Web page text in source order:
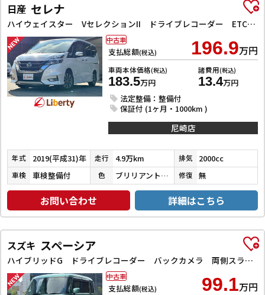
日産 セレナ
ハイウェイスター VセレクションII ドライブレコーダー ETC バックカメラ サイドカメラ ナビ TV クリアランスソナー オートクルーズコントロール パークアシスト 衝突被害軽減システム 両側電動スライドドア オートライト
支払総額(税込) 196.9万円
車両本体価格(税込)
183.5万円
諸費用(税込)
13.4万円
法定整備：整備付
保証付 (1ヶ月・1000km )
中古車
尼崎店
年式 2019(平成31)年 走行 4.9万km 排気 2000cc
車検 車検整備付 色 ブリリアントホワイトパール３コートパール 修復 無
お問い合わせ 詳細はこちら
スズキ スペーシア
ハイブリッドG ドライブレコーダー バックカメラ 両側スライドドア ナビ TV スマートキー アイドリングストップ 電動格納ミラー ベンチシート CVT ESC CD DVD再生 Bluetooth エアコン
支払総額(税込) 99.1万円
中古車